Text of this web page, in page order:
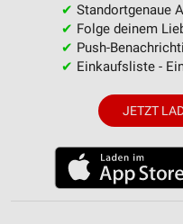
✔ Standortgenaue
✔ Folge deinem
✔ Push-
✔ Einkaufsliste -
JETZT
Wir nutzen Ihre Daten für folgende
IAB-Verarbeitungszwecke:
Speichern von oder
Verwendung reduzierter
Erstellung von Profilen
Werbung